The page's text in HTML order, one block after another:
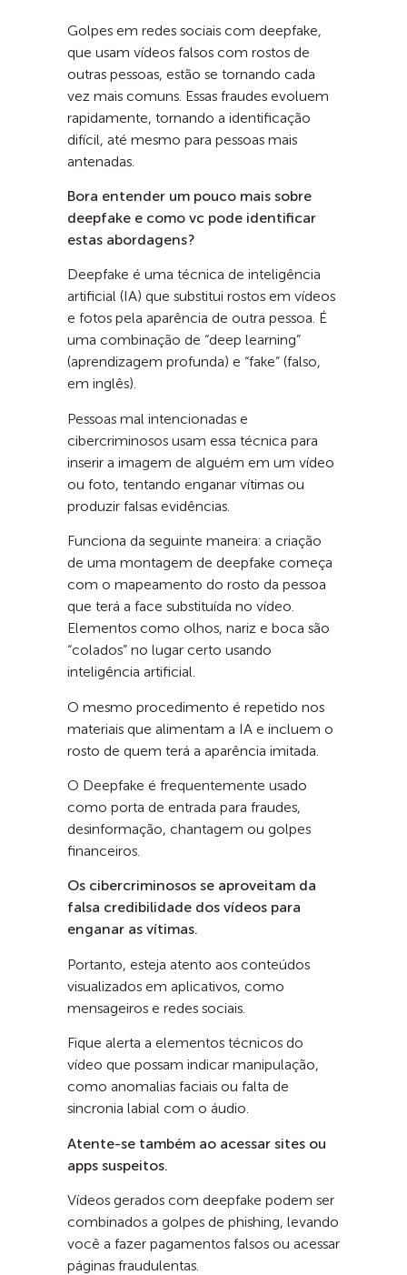
Golpes em redes sociais com deepfake,
que usam vídeos falsos com rostos de
outras pessoas, estão se tornando cada
vez mais comuns. Essas fraudes evoluem
rapidamente, tornando a identificação
difícil, até mesmo para pessoas mais
antenadas.
Bora entender um pouco mais sobre
deepfake e como vc pode identificar
estas abordagens?
Deepfake é uma técnica de inteligência
artificial (IA) que substitui rostos em vídeos
e fotos pela aparência de outra pessoa. É
uma combinação de “deep learning”
(aprendizagem profunda) e “fake” (falso,
em inglês).
Pessoas mal intencionadas e
cibercriminosos usam essa técnica para
inserir a imagem de alguém em um vídeo
ou foto, tentando enganar vítimas ou
produzir falsas evidências.
Funciona da seguinte maneira: a criação
de uma montagem de deepfake começa
com o mapeamento do rosto da pessoa
que terá a face substituída no vídeo.
Elementos como olhos, nariz e boca são
“colados” no lugar certo usando
inteligência artificial.
O mesmo procedimento é repetido nos
materiais que alimentam a IA e incluem o
rosto de quem terá a aparência imitada.
O Deepfake é frequentemente usado
como porta de entrada para fraudes,
desinformação, chantagem ou golpes
financeiros.
Os cibercriminosos se aproveitam da
falsa credibilidade dos vídeos para
enganar as vítimas.
Portanto, esteja atento aos conteúdos
visualizados em aplicativos, como
mensageiros e redes sociais.
Fique alerta a elementos técnicos do
vídeo que possam indicar manipulação,
como anomalias faciais ou falta de
sincronia labial com o áudio.
Atente-se também ao acessar sites ou
apps suspeitos.
Vídeos gerados com deepfake podem ser
combinados a golpes de phishing, levando
você a fazer pagamentos falsos ou acessar
páginas fraudulentas.